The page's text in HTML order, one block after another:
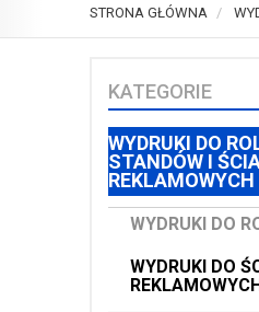
STRONA GŁÓWNA
KATEGORIE
WYDRUKI DO
STANDÓW I
REKLAMOWYCH
WYDRUKI DO
WYDRUKI DO